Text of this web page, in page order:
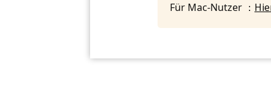
Für Mac-Nutzer ：